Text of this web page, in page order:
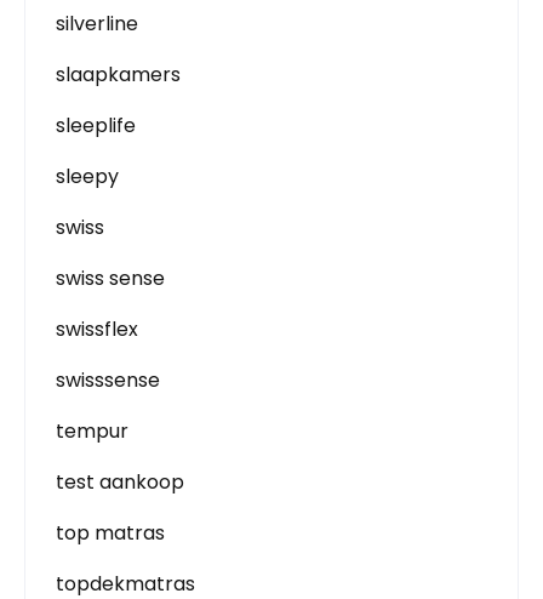
silverline
slaapkamers
sleeplife
sleepy
swiss
swiss sense
swissflex
swisssense
tempur
test aankoop
top matras
topdekmatras